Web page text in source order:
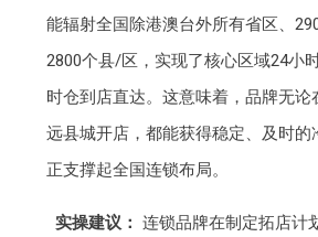
能辐射全国除港澳台外所有省区、
2800个县/区，实现了核心区域24小
时仓到店直达。这意味着，品牌无论
远县城开店，都能获得稳定、及时的
正支撑起全国连锁布局。
实操建议： 连锁品牌在制定拓店计